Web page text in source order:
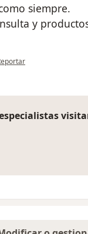
siempre.
y
opinión del usuario